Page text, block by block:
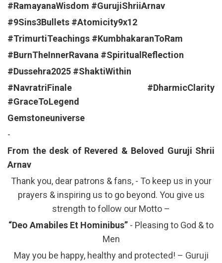
#RamayanaWisdom #GurujiShriiArnav
#9Sins3Bullets #Atomicity9x12
#TrimurtiTeachings #KumbhakaranToRam
#BurnTheInnerRavana #SpiritualReflection
#Dussehra2025 #ShaktiWithin
#NavratriFinale
#DharmicClarity
#GraceToLegend
Gemstoneuniverse
-
From the desk of Revered & Beloved Guruji Shrii
Arnav
Thank you, dear patrons & fans, - To keep us in your
prayers & inspiring us to go beyond. You give us
strength to follow our Motto –
“Deo Amabiles Et Hominibus” - Pleasing to God & to
Men
May you be happy, healthy and protected! – Guruji